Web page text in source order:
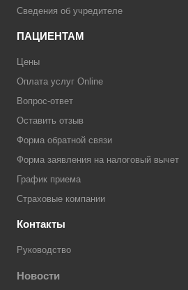
Сведения об учредителе
ПАЦИЕНТАМ
Цены
Оплата услуг Online
Вопрос-ответ
Оставить отзыв
Форма обратной связи
Форма заявления на налоговый вычет
График приема
Страховые компании
Контакты
Руководство
Новости